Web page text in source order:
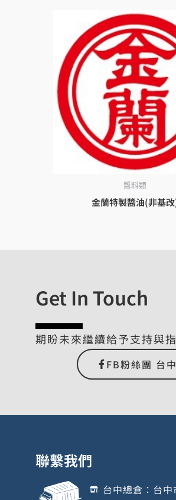
醬料類
金蘭特製醬油(非基
Get In Touch
期盼未來繼續給予支持與
FB粉絲團 台
聯繫我們
台中總倉：台